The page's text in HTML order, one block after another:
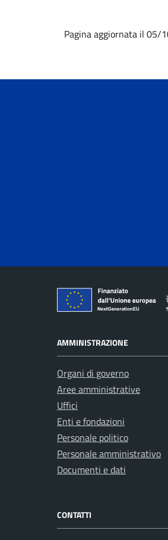
Pagina aggiornata il 05/
AMMINISTRAZIONE
Organi di governo
Aree amministrative
Uffici
Enti e fondazioni
Personale politico
Personale amministrativo
Documenti e dati
CONTATTI